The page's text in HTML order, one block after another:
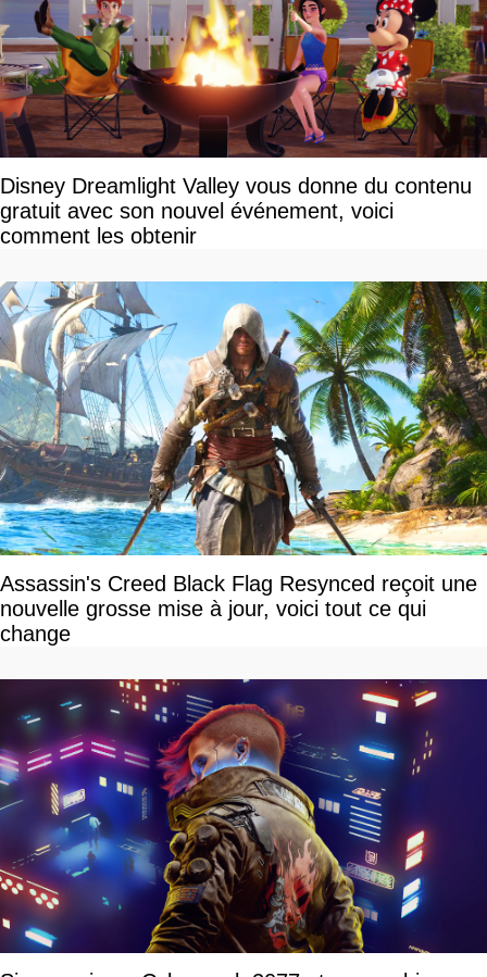
Disney Dreamlight Valley vous donne du contenu
gratuit avec son nouvel événement, voici
comment les obtenir
Assassin's Creed Black Flag Resynced reçoit une
nouvelle grosse mise à jour, voici tout ce qui
change